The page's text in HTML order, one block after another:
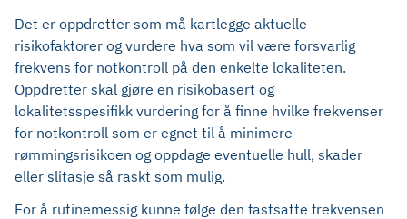
Det er oppdretter som må kartlegge aktuelle
risikofaktorer og vurdere hva som vil være forsvarlig
frekvens for notkontroll på den enkelte lokaliteten.
Oppdretter skal gjøre en risikobasert og
lokalitetsspesifikk vurdering for å finne hvilke frekvenser
for notkontroll som er egnet til å minimere
rømmingsrisikoen og oppdage eventuelle hull, skader
eller slitasje så raskt som mulig.
For å rutinemessig kunne følge den fastsatte frekvensen